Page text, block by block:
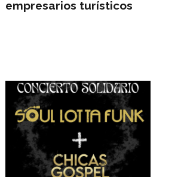
empresarios turísticos